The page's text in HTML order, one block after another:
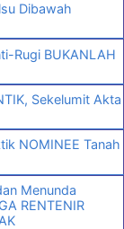
Dibawah
Rugi BUKANLAH
Sekelumit Akta
NOMINEE Tanah
Menunda
RENTENIR